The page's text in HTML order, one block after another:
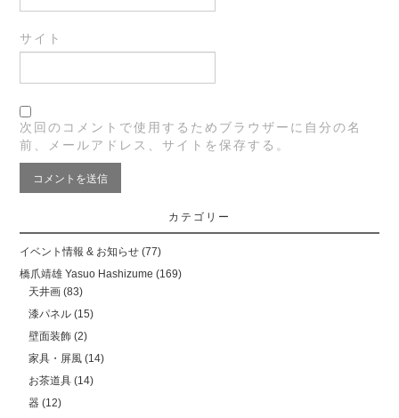
サイト
次回のコメントで使用するためブラウザーに自分の名
前、メールアドレス、サイトを保存する。
カテゴリー
イベント情報 & お知らせ (77)
橋爪靖雄 Yasuo Hashizume (169)
天井画 (83)
漆パネル (15)
壁面装飾 (2)
家具・屏風 (14)
お茶道具 (14)
器 (12)